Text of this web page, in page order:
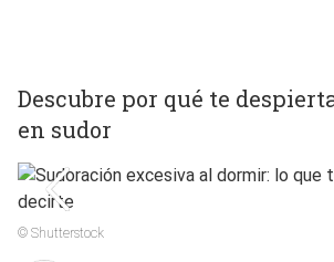
Descubre por qué te
en sudor
© Shutterstock